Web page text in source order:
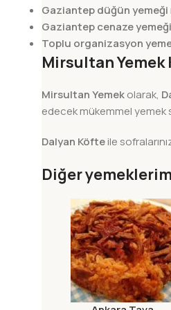
Gaziantep düğün yemeği
Gaziantep cenaze yemeği
Toplu organizasyon
Mirsultan
Mirsultan Yemekolarak,
edecek mükemmel yemek
Dalyan Köfteile
Diğer